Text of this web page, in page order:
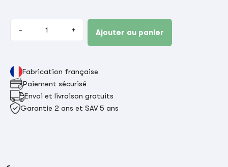
- + Ajouter au panier
Fabrication française
Paiement sécurisé
Envoi et livraison gratuits
Garantie 2 ans et SAV 5 ans